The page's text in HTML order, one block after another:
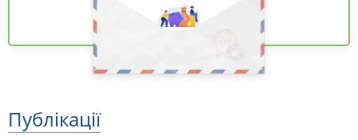
Публікації